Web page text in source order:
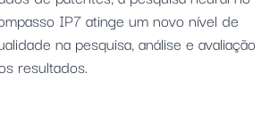
IP7 atinge um novo nível de
na pesquisa, análise e avaliação
resultados.